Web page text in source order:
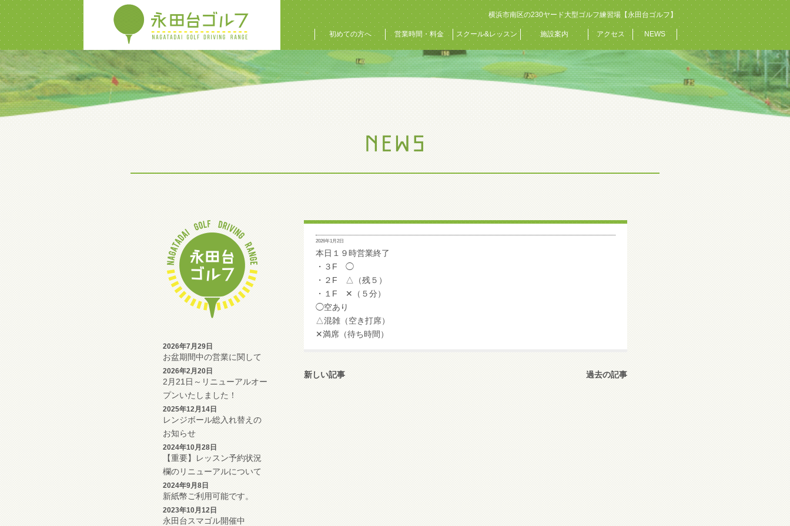
横浜市南区の230ヤード大型ゴルフ練習場【永田台ゴルフ】
初めての方へ 営業時間・料金 スクール&レッスン 施設案内 アクセス NEWS
2026年7月29日
お盆期間中の営業に関して
2026年2月20日
2月21日～リニューアルオー
プンいたしました！
2025年12月14日
レンジボール総入れ替えの
お知らせ
2024年10月28日
【重要】レッスン予約状況
欄のリニューアルについて
2024年9月8日
新紙幣ご利用可能です。
2023年10月12日
永田台スマゴル開催中
2026年1月2日
本日１９時営業終了
・３F ◯
・２F △（残５）
・１F ✕（５分）
◯空あり
△混雑（空き打席）
✕満席（待ち時間）
新しい記事 過去の記事